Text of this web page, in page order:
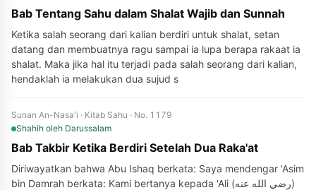
Bab Tentang Sahu dalam Shalat Wajib dan Sunnah
Ketika salah seorang dari kalian berdiri untuk shalat, setan
datang dan membuatnya ragu sampai ia lupa berapa rakaat ia
shalat. Maka jika hal itu terjadi pada salah seorang dari kalian,
hendaklah ia melakukan dua sujud s
Sunan An-Nasa'i · Kitab Sahu · No. 1179
Shahih oleh Darussalam
Bab Takbir Ketika Berdiri Setelah Dua Raka'at
Diriwayatkan bahwa Abu Ishaq berkata: Saya mendengar 'Asim
bin Damrah berkata: Kami bertanya kepada 'Ali (رضي الله عنه)